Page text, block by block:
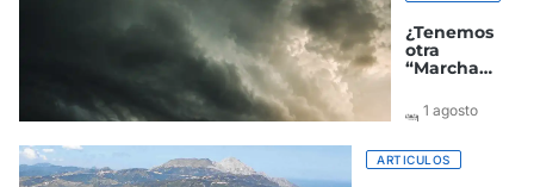
¿Tenemos
otra
“Marcha
vista?
1 agosto
ARTICULOS